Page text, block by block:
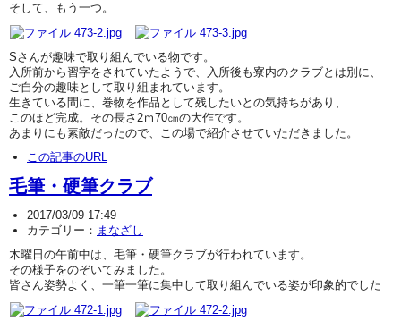
そして、もう一つ。
Sさんが趣味で取り組んでいる物です。
入所前から習字をされていたようで、入所後も寮内のクラブとは別に、
ご自分の趣味として取り組まれています。
生きている間に、巻物を作品として残したいとの気持ちがあり、
このほど完成。その長さ2ｍ70㎝の大作です。
あまりにも素敵だったので、この場で紹介させていただきました。
この記事のURL
毛筆・硬筆クラブ
2017/03/09 17:49
カテゴリー： まなざし
木曜日の午前中は、毛筆・硬筆クラブが行われています。
その様子をのぞいてみました。
皆さん姿勢よく、一筆一筆に集中して取り組んでいる姿が印象的でした